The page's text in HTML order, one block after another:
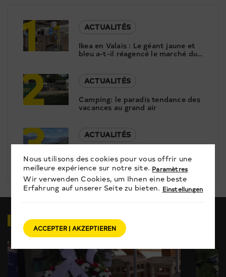
1
ACTUALITÉS
Ikea en Valais : Le géant jaune et
bleu a-t-il réagencé le marché du
2
ACTUALITÉS
Camping: le paradis tendance des
vacances au grand air
3
ACTUALITÉS
Promotion
VIDÉOSEN RELATION
Nous utilisons des cookies pour vous offrir une
meilleure expérience sur notre site. Paramètres
Wir verwenden Cookies, um Ihnen eine beste
Erfahrung auf unserer Seite zu bieten. Einstellungen
ACCEPTER | AKZEPTIEREN